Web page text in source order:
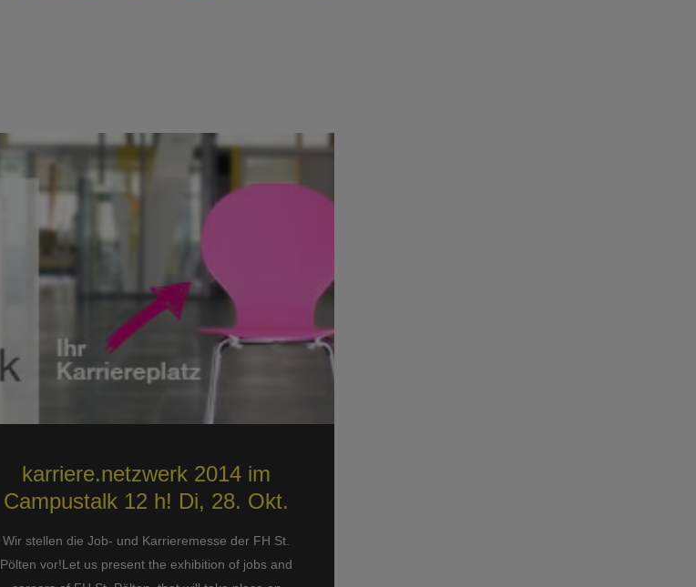
karriere.netzwerk 2014 im
Campustalk 12 h! Di, 28. Okt.
Wir stellen die Job- und Karrieremesse der FH St.
Pölten vor!Let us present the exhibition of jobs and